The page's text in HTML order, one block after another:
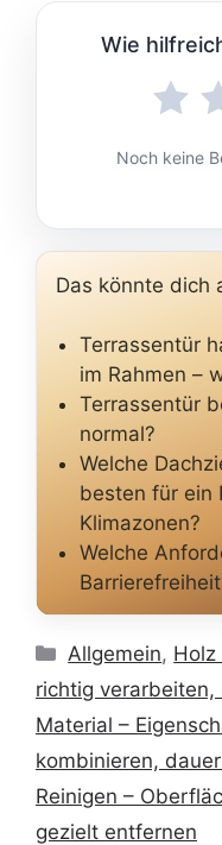
Wie
Noch keine
Das könnte dich
Terrassentür
im Rahmen –
Terrassentür
normal?
Welche
besten für ein
Klimazonen?
Welche
Kategorien
Allgemein, Holz
richtig
Material –
kombinieren,
Reinigen –
gezielt entfernen